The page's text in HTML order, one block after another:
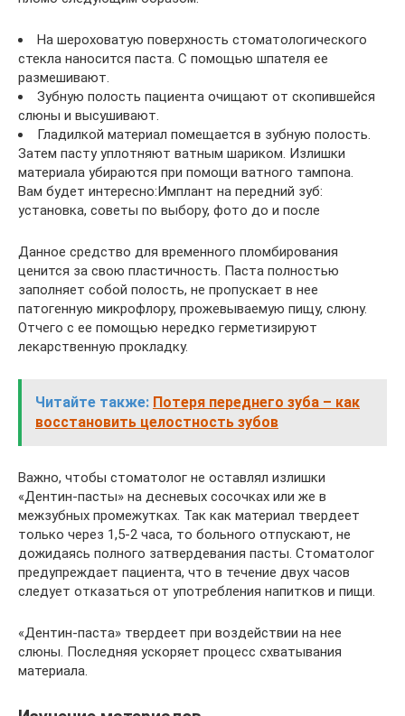
На шероховатую поверхность стоматологического
стекла наносится паста. С помощью шпателя ее
размешивают.
Зубную полость пациента очищают от скопившейся
слюны и высушивают.
Гладилкой материал помещается в зубную полость.
Затем пасту уплотняют ватным шариком. Излишки
материала убираются при помощи ватного тампона.
Вам будет интересно:Имплант на передний зуб:
установка, советы по выбору, фото до и после
Данное средство для временного пломбирования
ценится за свою пластичность. Паста полностью
заполняет собой полость, не пропускает в нее
патогенную микрофлору, прожевываемую пищу, слюну.
Отчего с ее помощью нередко герметизируют
лекарственную прокладку.
Читайте также: Потеря переднего зуба – как
восстановить целостность зубов
Важно, чтобы стоматолог не оставлял излишки
«Дентин-пасты» на десневых сосочках или же в
межзубных промежутках. Так как материал твердеет
только через 1,5-2 часа, то больного отпускают, не
дожидаясь полного затвердевания пасты. Стоматолог
предупреждает пациента, что в течение двух часов
следует отказаться от употребления напитков и пищи.
«Дентин-паста» твердеет при воздействии на нее
слюны. Последняя ускоряет процесс схватывания
материала.